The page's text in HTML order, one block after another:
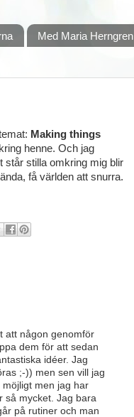
Med Maria Herngren
Making things
henne. Och jag
står stilla omkring mig blir
få världen att snurra.
att någon genomför
dem för att sedan
idéer. Jag
;-)) men sen vill jag
men jag har
så mycket. Jag bara
på rutiner och man